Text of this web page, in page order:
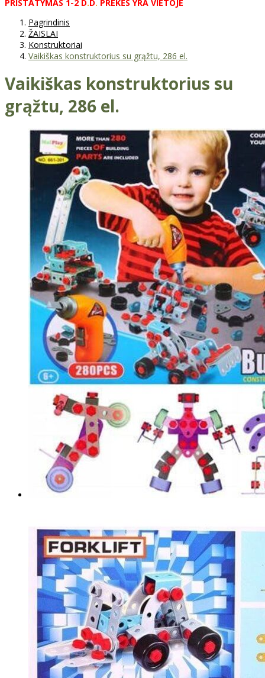
PRISTATYMAS 1-2 D. D. PREKĖS YRA VIETOJE
Pagrindinis
ŽAISLAI
Konstruktoriai
Vaikiškas konstruktorius su grąžtu, 286 el.
Vaikiškas konstruktorius su
grąžtu, 286 el.